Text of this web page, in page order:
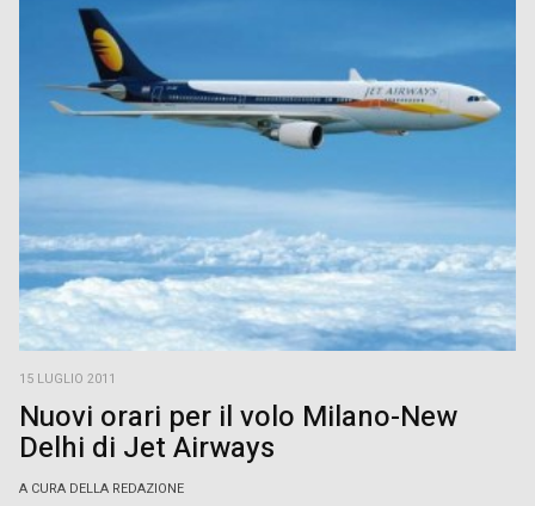
15 LUGLIO 2011
Nuovi orari per il volo Milano-New
Delhi di Jet Airways
A CURA DELLA REDAZIONE